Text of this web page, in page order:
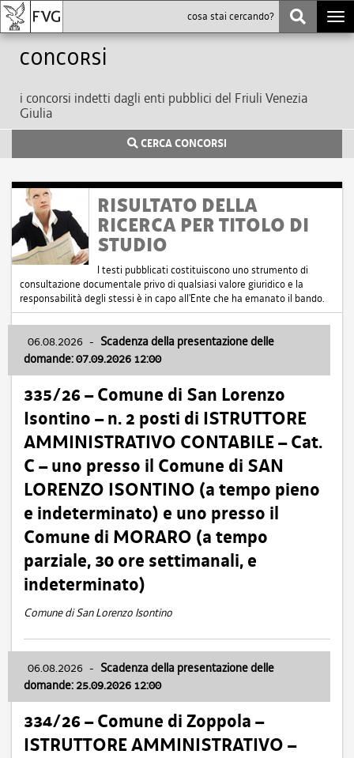
Concorsi
i concorsi indetti dagli enti pubblici del Friuli Venezia
Giulia
CERCA CONCORSI
RISULTATO DELLA
RICERCA PER TITOLO DI
STUDIO
I testi pubblicati costituiscono uno strumento di
consultazione documentale privo di qualsiasi valore giuridico e la
responsabilità degli stessi è in capo all'Ente che ha emanato il bando.
06.08.2026 - Scadenza della presentazione delle
domande: 07.09.2026 12:00
335/26 – Comune di San Lorenzo
Isontino – n. 2 posti di ISTRUTTORE
AMMINISTRATIVO CONTABILE – Cat.
C – uno presso il Comune di SAN
LORENZO ISONTINO (a tempo pieno
e indeterminato) e uno presso il
Comune di MORARO (a tempo
parziale, 30 ore settimanali, e
indeterminato)
Comune di San Lorenzo Isontino
06.08.2026 - Scadenza della presentazione delle
domande: 25.09.2026 12:00
334/26 – Comune di Zoppola –
ISTRUTTORE AMMINISTRATIVO –